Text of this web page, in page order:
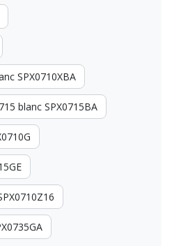
SPX0710XBA
blanc SPX0715BA